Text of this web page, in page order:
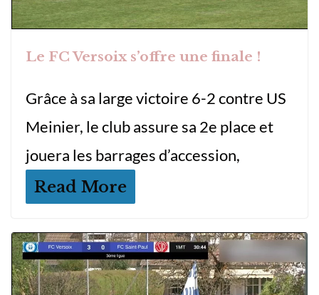
Le FC Versoix s’offre une finale !
Grâce à sa large victoire 6-2 contre US
Meinier, le club assure sa 2e place et
jouera les barrages d’accession,
Read More